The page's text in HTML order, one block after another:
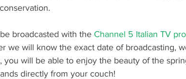
broadcasted with the Channel 5 Italian TV
we will know the exact date of broadcasting,
you will be able to enjoy the beauty of the
directly from your couch!